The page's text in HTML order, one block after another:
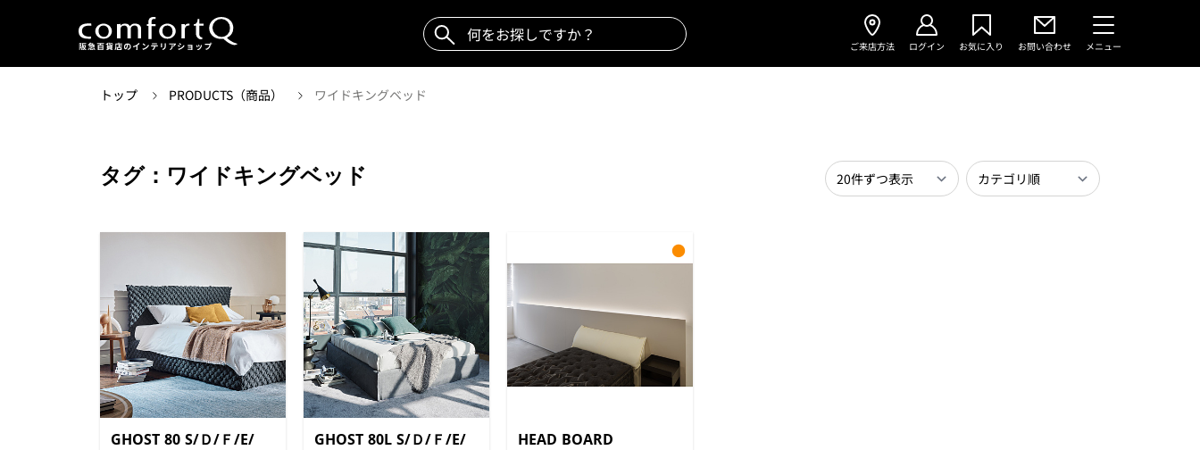
ご来店方法 ログイン お気に入り お問い合わせ メニュー
トップ PRODUCTS（商品） ワイドキングベッド
タグ：ワイドキングベッド
GHOST 80 S/Ｄ/Ｆ/E/
GHOST 80L S/Ｄ/Ｆ/E/
HEAD BOARD
●